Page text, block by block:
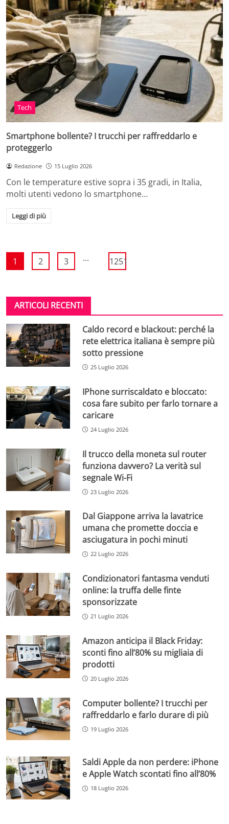
Tech
Smartphone bollente? I trucchi per raffreddarlo e
proteggerlo
Redazione 15 Luglio 2026
Con le temperature estive sopra i 35 gradi, in Italia,
molti utenti vedono lo smartphone…
Leggi di più
1 2 3 ... 1251
ARTICOLI RECENTI
Caldo record e blackout: perché la
rete elettrica italiana è sempre più
sotto pressione
25 Luglio 2026
IPhone surriscaldato e bloccato:
cosa fare subito per farlo tornare a
caricare
24 Luglio 2026
Il trucco della moneta sul router
funziona davvero? La verità sul
segnale Wi-Fi
23 Luglio 2026
Dal Giappone arriva la lavatrice
umana che promette doccia e
asciugatura in pochi minuti
22 Luglio 2026
Condizionatori fantasma venduti
online: la truffa delle finte
sponsorizzate
21 Luglio 2026
Amazon anticipa il Black Friday:
sconti fino all’80% su migliaia di
prodotti
20 Luglio 2026
Computer bollente? I trucchi per
raffreddarlo e farlo durare di più
19 Luglio 2026
Saldi Apple da non perdere: iPhone
e Apple Watch scontati fino all’80%
18 Luglio 2026